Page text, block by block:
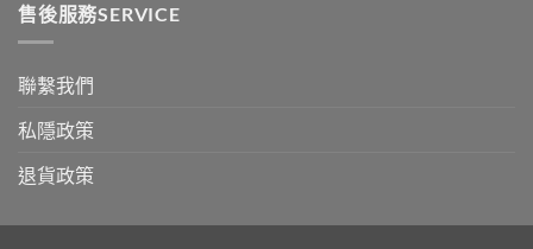
售後服務SERVICE
聯繫我們
私隱政策
退貨政策